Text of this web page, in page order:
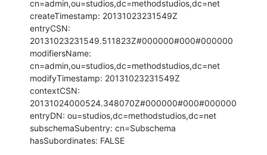
cn=admin,ou=studios,dc=methodstudios,dc=net
createTimestamp: 20131023231549Z
entryCSN:
20131023231549.511823Z#000000#000#000000
modifiersName:
cn=admin,ou=studios,dc=methodstudios,dc=net
modifyTimestamp: 20131023231549Z
contextCSN:
20131024000524.348070Z#000000#000#000000
entryDN: ou=studios,dc=methodstudios,dc=net
subschemaSubentry: cn=Subschema
hasSubordinates: FALSE